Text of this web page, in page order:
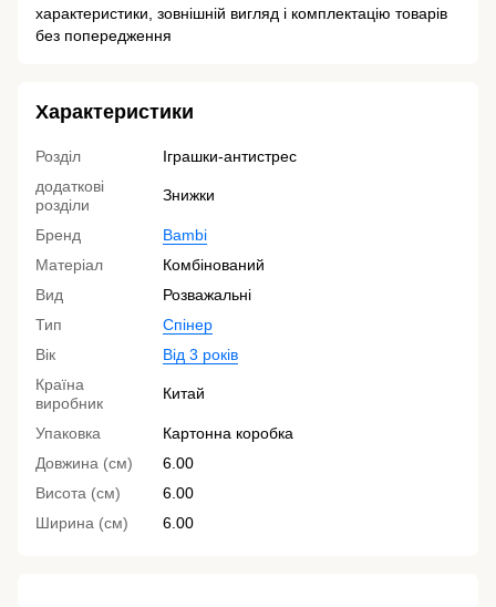
характеристики, зовнішній вигляд і комплектацію товарів
без попередження
Характеристики
Розділ
Іграшки-антистрес
додаткові
розділи
Знижки
Бренд
Bambi
Матеріал
Комбінований
Вид
Розважальні
Тип
Спінер
Вік
Від 3 років
Країна
виробник
Китай
Упаковка
Картонна коробка
Довжина (см)
6.00
Висота (см)
6.00
Ширина (см)
6.00